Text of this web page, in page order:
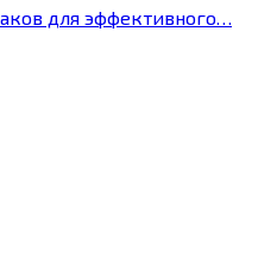
для эффективного…